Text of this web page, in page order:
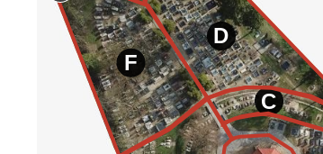
C
D
F